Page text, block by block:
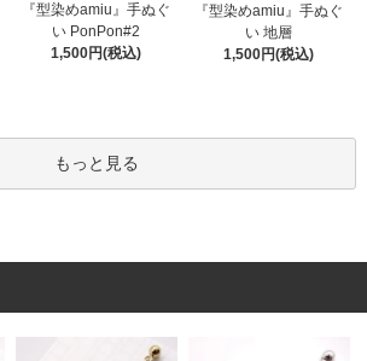
『型染めamiu』手ぬぐ
い PonPon#2
1,500円(税込)
『型染めamiu』手ぬぐ
い 地層
1,500円(税込)
もっと見る